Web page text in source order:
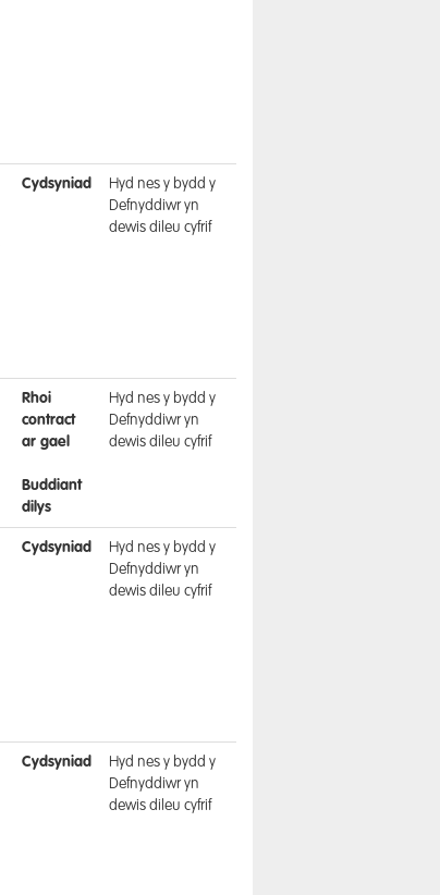
Cydsyniad
Hyd nes y bydd y
Defnyddiwr yn
dewis dileu cyfrif
Rhoi
contract
ar gael
Buddiant
dilys
Hyd nes y bydd y
Defnyddiwr yn
dewis dileu cyfrif
Cydsyniad
Hyd nes y bydd y
Defnyddiwr yn
dewis dileu cyfrif
Cydsyniad
Hyd nes y bydd y
Defnyddiwr yn
dewis dileu cyfrif